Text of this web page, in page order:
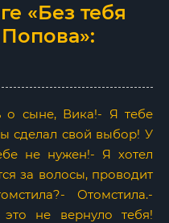
«Без тебя
о сыне, Вика!- Я тебе
сделал свой выбор! У
не нужен!- Я хотел
за волосы, проводит
Отомстила.-
не вернуло тебя!